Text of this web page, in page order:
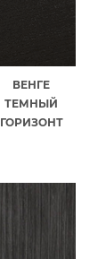
ВЕНГЕ
ТЕМНЫЙ
ГОРИЗОНТ